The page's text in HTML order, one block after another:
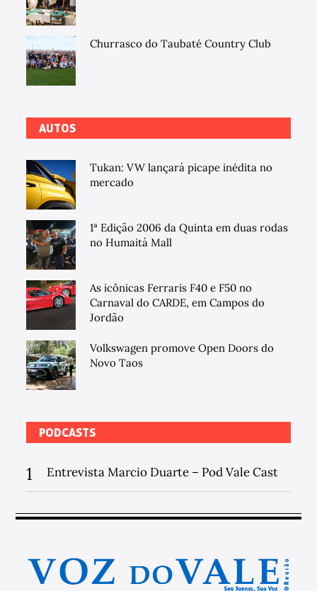
Churrasco do Taubaté Country Club
AUTOS
Tukan: VW lançará picape inédita no
mercado
1ª Edição 2006 da Quinta em duas rodas
no Humaitá Mall
As icônicas Ferraris F40 e F50 no
Carnaval do CARDE, em Campos do
Jordão
Volkswagen promove Open Doors do
Novo Taos
PODCASTS
1 Entrevista Marcio Duarte – Pod Vale Cast